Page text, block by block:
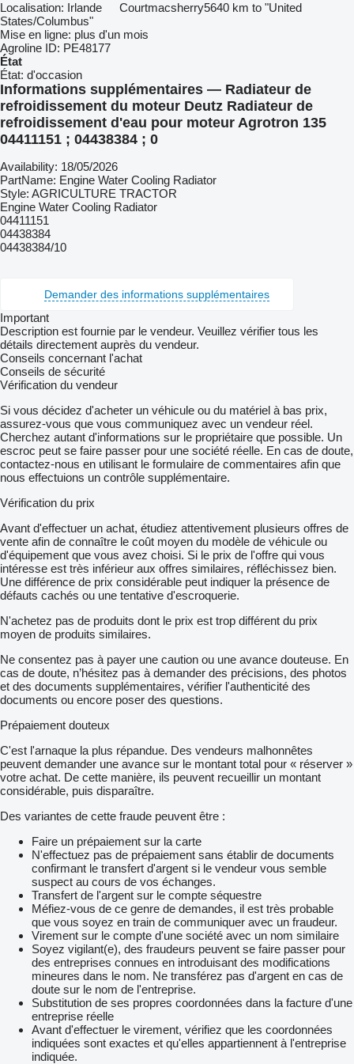
Localisation: Irlande Courtmacsherry5640 km to "United
States/Columbus"
Mise en ligne: plus d'un mois
Agroline ID: PE48177
État
État: d'occasion
Informations supplémentaires — Radiateur de
refroidissement du moteur Deutz Radiateur de
refroidissement d'eau pour moteur Agrotron 135
04411151 ; 04438384 ; 0
Availability: 18/05/2026
PartName: Engine Water Cooling Radiator
Style: AGRICULTURE TRACTOR
Engine Water Cooling Radiator
04411151
04438384
04438384/10
Demander des informations supplémentaires
Important
Description est fournie par le vendeur. Veuillez vérifier tous les
détails directement auprès du vendeur.
Conseils concernant l'achat
Conseils de sécurité
Vérification du vendeur
Si vous décidez d'acheter un véhicule ou du matériel à bas prix,
assurez-vous que vous communiquez avec un vendeur réel.
Cherchez autant d'informations sur le propriétaire que possible. Un
escroc peut se faire passer pour une société réelle. En cas de doute,
contactez-nous en utilisant le formulaire de commentaires afin que
nous effectuions un contrôle supplémentaire.
Vérification du prix
Avant d'effectuer un achat, étudiez attentivement plusieurs offres de
vente afin de connaître le coût moyen du modèle de véhicule ou
d'équipement que vous avez choisi. Si le prix de l'offre qui vous
intéresse est très inférieur aux offres similaires, réfléchissez bien.
Une différence de prix considérable peut indiquer la présence de
défauts cachés ou une tentative d'escroquerie.
N'achetez pas de produits dont le prix est trop différent du prix
moyen de produits similaires.
Ne consentez pas à payer une caution ou une avance douteuse. En
cas de doute, n’hésitez pas à demander des précisions, des photos
et des documents supplémentaires, vérifier l'authenticité des
documents ou encore poser des questions.
Prépaiement douteux
C'est l'arnaque la plus répandue. Des vendeurs malhonnêtes
peuvent demander une avance sur le montant total pour « réserver »
votre achat. De cette manière, ils peuvent recueillir un montant
considérable, puis disparaître.
Des variantes de cette fraude peuvent être :
Faire un prépaiement sur la carte
N'effectuez pas de prépaiement sans établir de documents
confirmant le transfert d'argent si le vendeur vous semble
suspect au cours de vos échanges.
Transfert de l'argent sur le compte séquestre
Méfiez-vous de ce genre de demandes, il est très probable
que vous soyez en train de communiquer avec un fraudeur.
Virement sur le compte d'une société avec un nom similaire
Soyez vigilant(e), des fraudeurs peuvent se faire passer pour
des entreprises connues en introduisant des modifications
mineures dans le nom. Ne transférez pas d'argent en cas de
doute sur le nom de l'entreprise.
Substitution de ses propres coordonnées dans la facture d'une
entreprise réelle
Avant d'effectuer le virement, vérifiez que les coordonnées
indiquées sont exactes et qu'elles appartiennent à l'entreprise
indiquée.